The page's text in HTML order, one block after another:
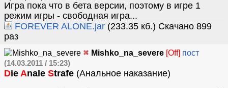
Игра пока что в бета версии, поэтому в игре 1
режим игры - свободная игра...
FOREVER ALONE.jar (233.35 кб.) Скачано 899
раз
Mishko_na_severe [Off] пост
(14.03.2011 / 15:23)
Die Anale Strafe (Анальное наказание)